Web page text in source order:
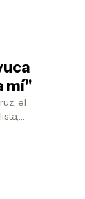
mí"
el
le